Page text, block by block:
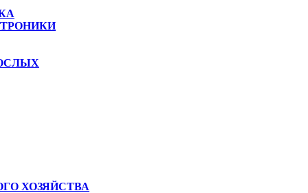
ХОЗЯЙСТВА